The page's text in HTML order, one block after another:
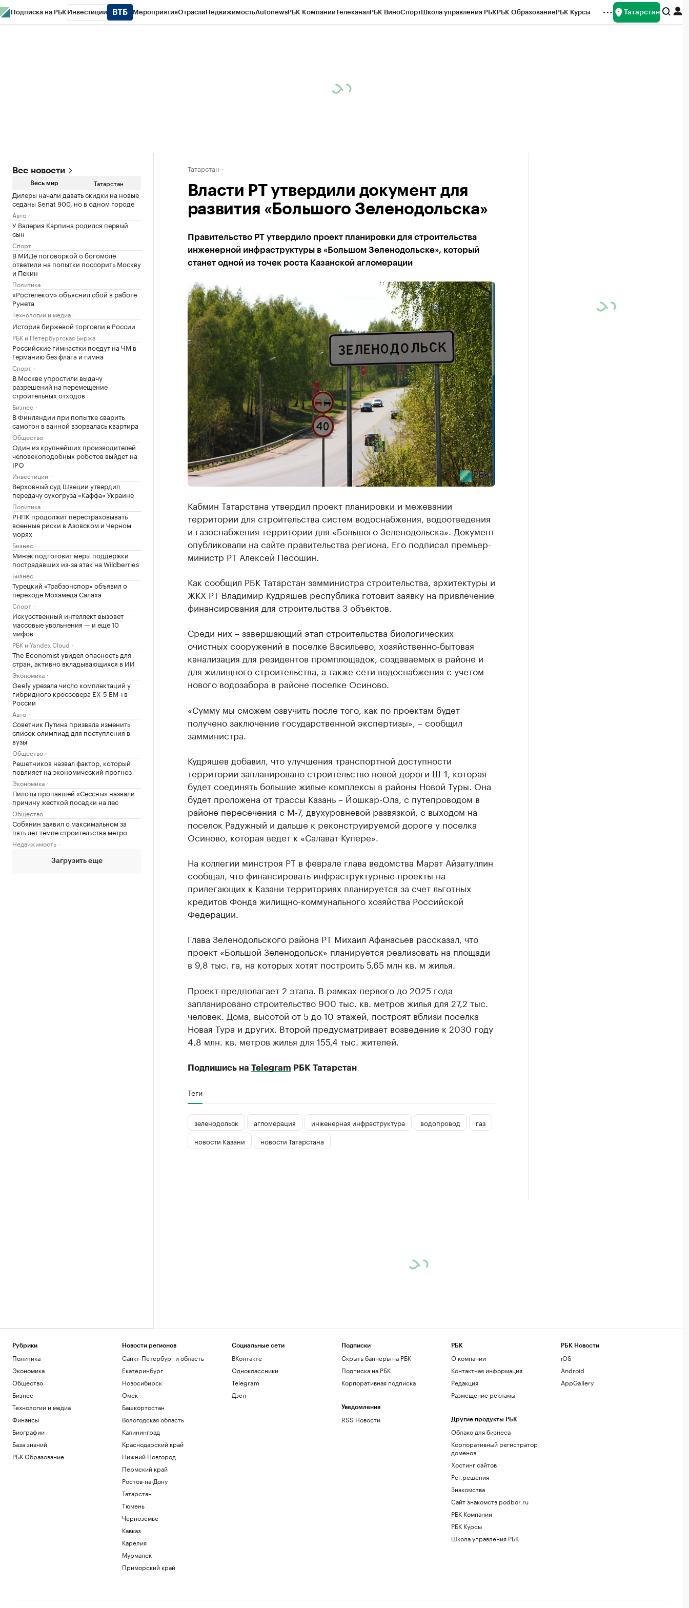
Подписка на РБК Инвестиции МероприятияОтраслиНедвижимостьAutonewsРБК КомпанииТелеканалРБК ВиноСпортШкола управления РБКРБК ОбразованиеРБК Курсы Татарстан
Все новости
Весь мир Татарстан
Дилеры начали давать скидки на новые
седаны Senat 900, но в одном городе
Авто
У Валерия Карпина родился первый
сын
Спорт
В МИДе поговоркой о богомоле
ответили на попытки поссорить Москву
и Пекин
Политика
«Ростелеком» объяснил сбой в работе
Рунета
Технологии и медиа
История биржевой торговли в России
РБК и Петербургская Биржа
Российские гимнастки поедут на ЧМ в
Германию без флага и гимна
Спорт
В Москве упростили выдачу
разрешений на перемещение
строительных отходов
Бизнес
В Финляндии при попытке сварить
самогон в ванной взорвалась квартира
Общество
Один из крупнейших производителей
человекоподобных роботов выйдет на
IPO
Инвестиции
Верховный суд Швеции утвердил
передачу сухогруза «Каффа» Украине
Политика
РНПК продолжит перестраховывать
военные риски в Азовском и Черном
морях
Бизнес
Минэк подготовит меры поддержки
пострадавших из-за атак на Wildberries
Бизнес
Турецкий «Трабзонспор» объявил о
переходе Мохамеда Салаха
Спорт
Искусственный интеллект вызовет
массовые увольнения — и еще 10
мифов
РБК и Yandex Cloud
The Economist увидел опасность для
стран, активно вкладывающихся в ИИ
Экономика
Geely урезала число комплектаций у
гибридного кроссовера EX-5 EM-i в
России
Авто
Советник Путина призвала изменить
список олимпиад для поступления в
вузы
Общество
Решетников назвал фактор, который
повлияет на экономический прогноз
Экономика
Пилоты пропавшей «Сессны» назвали
причину жесткой посадки на лес
Общество
Собянин заявил о максимальном за
пять лет темпе строительства метро
Недвижимость
Загрузить еще
Татарстан
Власти РТ утвердили документ для
развития «Большого Зеленодольска»
Правительство РТ утвердило проект планировки для строительства
инженерной инфраструктуры в «Большом Зеленодольске», который
станет одной из точек роста Казанской агломерации
Кабмин Татарстана утвердил проект планировки и межевании
территории для строительства систем водоснабжения, водоотведения
и газоснабжения территории для «Большого Зеленодольска». Документ
опубликовали на сайте правительства региона. Его подписал премьер-
министр РТ Алексей Песошин.
Как сообщил РБК Татарстан замминистра строительства, архитектуры и
ЖКХ РТ Владимир Кудряшев республика готовит заявку на привлечение
финансирования для строительства 3 объектов.
Среди них – завершающий этап строительства биологических
очистных сооружений в поселке Васильево, хозяйственно-бытовая
канализация для резидентов промплощадок, создаваемых в районе и
для жилищного строительства, а также сети водоснабжения с учетом
нового водозабора в районе поселке Осиново.
«Сумму мы сможем озвучить после того, как по проектам будет
получено заключение государственной экспертизы», – сообщил
замминистра.
Кудряшев добавил, что улучшения транспортной доступности
территории запланировано строительство новой дороги Ш-1, которая
будет соединять большие жилые комплексы в районы Новой Туры. Она
будет проложена от трассы Казань – Йошкар-Ола, с путепроводом в
районе пересечения с М-7, двухуровневой развязкой, с выходом на
поселок Радужный и дальше к реконструируемой дороге у поселка
Осиново, которая ведет к «Салават Купере».
На коллегии минстроя РТ в феврале глава ведомства Марат Айзатуллин
сообщал, что финансировать инфраструктурные проекты на
прилегающих к Казани территориях планируется за счет льготных
кредитов Фонда жилищно-коммунального хозяйства Российской
Федерации.
Глава Зеленодольского района РТ Михаил Афанасьев рассказал, что
проект «Большой Зеленодольск» планируется реализовать на площади
в 9,8 тыс. га, на которых хотят построить 5,65 млн кв. м жилья.
Проект предполагает 2 этапа. В рамках первого до 2025 года
запланировано строительство 900 тыс. кв. метров жилья для 27,2 тыс.
человек. Дома, высотой от 5 до 10 этажей, построят вблизи поселка
Новая Тура и других. Второй предусматривает возведение к 2030 году
4,8 млн. кв. метров жилья для 155,4 тыс. жителей.
Подпишись на Telegram РБК Татарстан
Теги
зеленодольск агломерация инженерная инфраструктура водопровод
газ
новости Казани
новости Татарстана
Рубрики
Политика
Экономика
Общество
Бизнес
Технологии и медиа
Финансы
Биографии
База знаний
РБК Образование
Новости регионов
Санкт-Петербург и область
Екатеринбург
Новосибирск
Омск
Башкортостан
Вологодская область
Калининград
Краснодарский край
Нижний Новгород
Пермский край
Ростов-на-Дону
Татарстан
Тюмень
Черноземье
Кавказ
Карелия
Мурманск
Приморский край
Социальные сети
ВКонтакте
Одноклассники
Telegram
Дзен
Подписки
Скрыть баннеры на РБК
Подписка на РБК
Корпоративная подписка
Уведомления
RSS Новости
РБК
О компании
Контактная информация
Редакция
Размещение рекламы
Другие продукты РБК
Облако для бизнеса
Корпоративный регистратор
доменов
Хостинг сайтов
Рег.решения
Знакомства
Сайт знакомств podbor.ru
РБК Компании
РБК Курсы
Школа управления РБК
РБК Новости
iOS
Android
AppGallery